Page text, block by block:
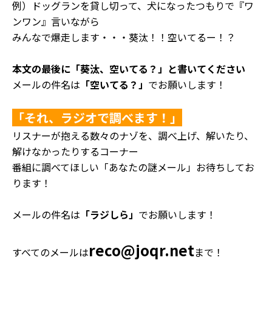
例）ドッグランを貸し切って、犬になったつもりで『ワ
ンワン』言いながら
みんなで爆走します・・・葵汰！！空いてるー！？
本文の最後に「葵汰、空いてる？」と書いてください
メールの件名は 「空いてる？」 でお願いします！
「それ、ラジオで調べます！」
リスナーが抱える数々のナゾを、調べ上げ、解いたり、
解けなかったりするコーナー
番組に調べてほしい「あなたの謎メール」お待ちしてお
ります！
メールの件名は 「ラジしら」 でお願いします！
すべてのメールはreco@joqr.netまで！